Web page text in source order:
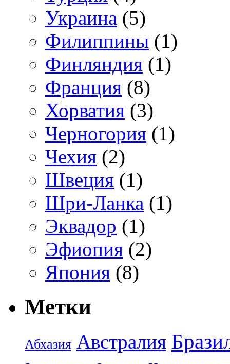
Украина (5)
Филиппины (1)
Финляндия (1)
Франция (8)
Хорватия (3)
Черногория (1)
Чехия (2)
Швеция (1)
Шри-Ланка (1)
Эквадор (1)
Эфиопия (2)
Япония (8)
Метки
Абхазия Австралия